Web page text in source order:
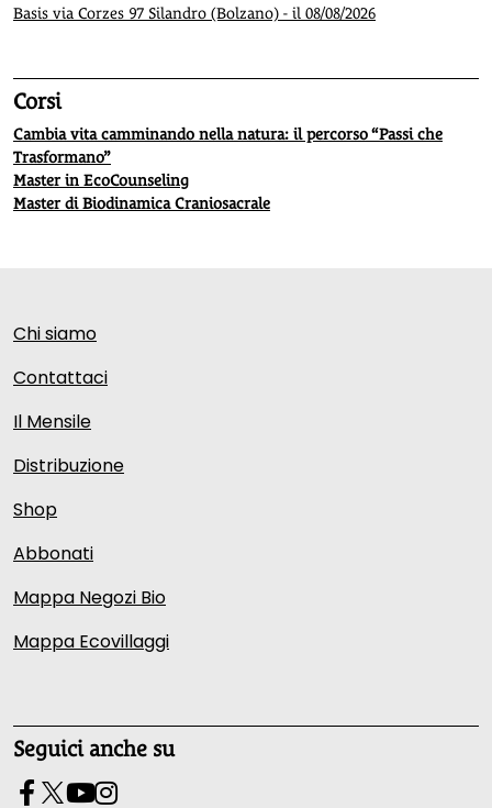
Basis via Corzes 97 Silandro (Bolzano) - il 08/08/2026
Corsi
Cambia vita camminando nella natura: il percorso “Passi che
Trasformano”
Master in EcoCounseling
Master di Biodinamica Craniosacrale
Chi siamo
Contattaci
Il Mensile
Distribuzione
Shop
Abbonati
Mappa Negozi Bio
Mappa Ecovillaggi
Seguici anche su